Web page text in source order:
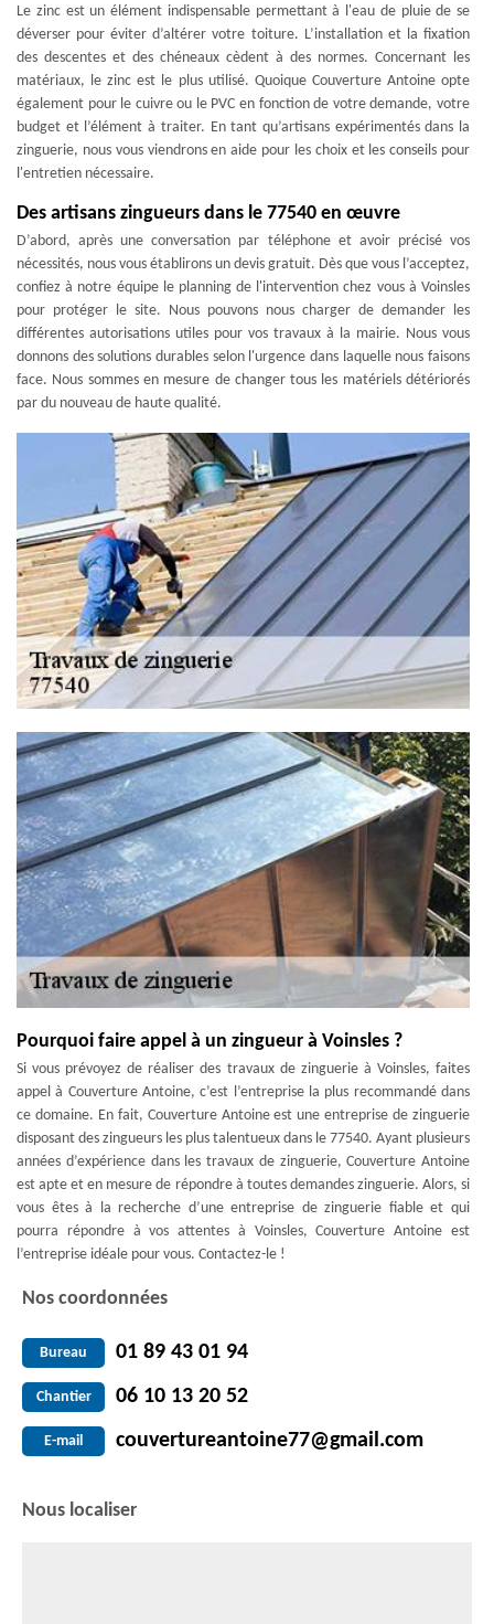
Le zinc est un élément indispensable permettant à l'eau de pluie de se
déverser pour éviter d’altérer votre toiture. L’installation et la fixation
des descentes et des chéneaux cèdent à des normes. Concernant les
matériaux, le zinc est le plus utilisé. Quoique Couverture Antoine opte
également pour le cuivre ou le PVC en fonction de votre demande, votre
budget et l’élément à traiter. En tant qu’artisans expérimentés dans la
zinguerie, nous vous viendrons en aide pour les choix et les conseils pour
l'entretien nécessaire.
Des artisans zingueurs dans le 77540 en œuvre
D’abord, après une conversation par téléphone et avoir précisé vos
nécessités, nous vous établirons un devis gratuit. Dès que vous l’acceptez,
confiez à notre équipe le planning de l'intervention chez vous à Voinsles
pour protéger le site. Nous pouvons nous charger de demander les
différentes autorisations utiles pour vos travaux à la mairie. Nous vous
donnons des solutions durables selon l'urgence dans laquelle nous faisons
face. Nous sommes en mesure de changer tous les matériels détériorés
par du nouveau de haute qualité.
Pourquoi faire appel à un zingueur à Voinsles ?
Si vous prévoyez de réaliser des travaux de zinguerie à Voinsles, faites
appel à Couverture Antoine, c’est l’entreprise la plus recommandé dans
ce domaine. En fait, Couverture Antoine est une entreprise de zinguerie
disposant des zingueurs les plus talentueux dans le 77540. Ayant plusieurs
années d’expérience dans les travaux de zinguerie, Couverture Antoine
est apte et en mesure de répondre à toutes demandes zinguerie. Alors, si
vous êtes à la recherche d’une entreprise de zinguerie fiable et qui
pourra répondre à vos attentes à Voinsles, Couverture Antoine est
l’entreprise idéale pour vous. Contactez-le !
Nos coordonnées
Bureau 01 89 43 01 94
Chantier 06 10 13 20 52
E-mail couvertureantoine77@gmail.com
Nous localiser